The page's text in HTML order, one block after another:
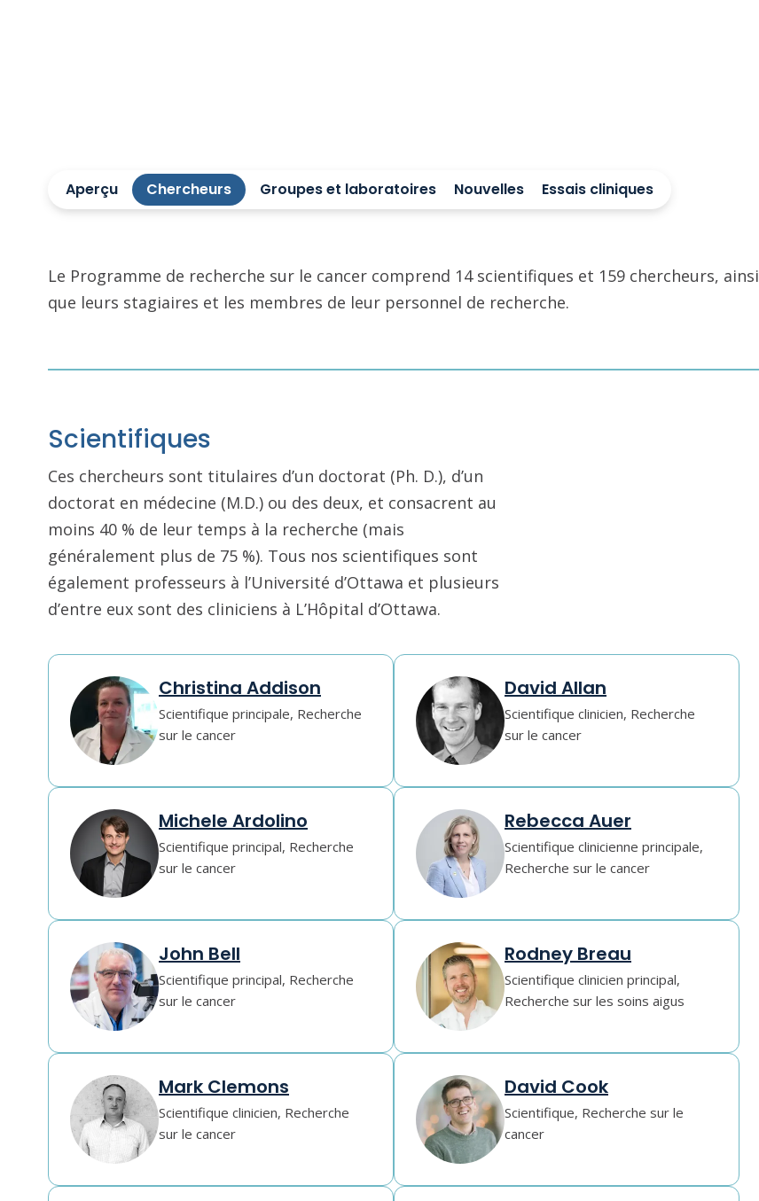
Aperçu Chercheurs Groupes et laboratoires Nouvelles Essais cliniques
Le Programme de recherche sur le cancer comprend 14 scientifiques et 159 chercheurs, ainsi
que leurs stagiaires et les membres de leur personnel de recherche.
Scientifiques
Ces chercheurs sont titulaires d’un doctorat (Ph. D.), d’un
doctorat en médecine (M.D.) ou des deux, et consacrent au
moins 40 % de leur temps à la recherche (mais
généralement plus de 75 %). Tous nos scientifiques sont
également professeurs à l’Université d’Ottawa et plusieurs
d’entre eux sont des cliniciens à L’Hôpital d’Ottawa.
Christina Addison
Scientifique principale, Recherche
sur le cancer
David Allan
Scientifique clinicien, Recherche
sur le cancer
Michele Ardolino
Scientifique principal, Recherche
sur le cancer
Rebecca Auer
Scientifique clinicienne principale,
Recherche sur le cancer
John Bell
Scientifique principal, Recherche
sur le cancer
Rodney Breau
Scientifique clinicien principal,
Recherche sur les soins aigus
Mark Clemons
Scientifique clinicien, Recherche
sur le cancer
David Cook
Scientifique, Recherche sur le
cancer